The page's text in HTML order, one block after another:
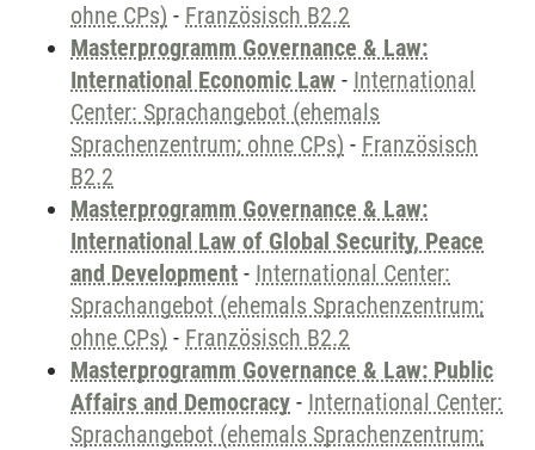
ohne CPs) - Französisch B2.2
Masterprogramm Governance & Law:
International Economic Law - International
Center: Sprachangebot (ehemals
Sprachenzentrum; ohne CPs) - Französisch
B2.2
Masterprogramm Governance & Law:
International Law of Global Security, Peace
and Development - International Center:
Sprachangebot (ehemals Sprachenzentrum;
ohne CPs) - Französisch B2.2
Masterprogramm Governance & Law: Public
Affairs and Democracy - International Center:
Sprachangebot (ehemals Sprachenzentrum;